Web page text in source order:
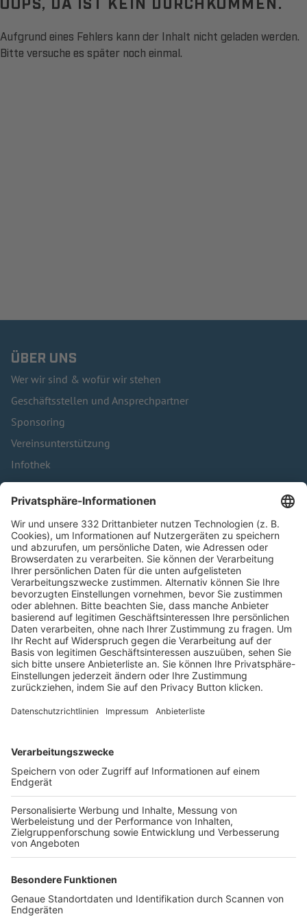
Aufgrund eines Fehlers kann der Inhalt nicht geladen werden.
Bitte versuche es später noch einmal.
ÜBER UNS
Wer wir sind & wofür wir stehen
Geschäftsstellen und Ansprechpartner
Sponsoring
Vereinsunterstützung
Infothek
Kontakt
HÄUFIG BESUCHTE SEITEN
Pässe und Vereinswechsel
Trainerausbildung
Schulungsangebot Vereinsmitarbeiter
BFV-Geschäftsstellen
Trainerbörse
Login SpielPlus
FOLGE DEM BFV
TOP-VEREINE
TOP-PARTNER